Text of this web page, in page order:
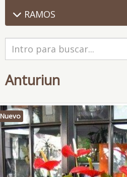
RAMOS
Anturiun
Nuevo